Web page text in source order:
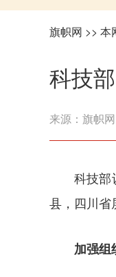
旗帜网 >> 本
科技
来源： 旗帜网
科技部
县，四川省
加强组